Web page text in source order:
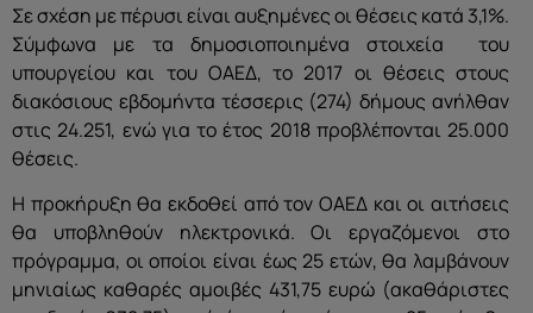
Σε σχέση με πέρυσι είναι αυξημένες οι θέσεις κατά 3,1%.
Σύμφωνα με τα δημοσιοποιημένα στοιχεία του
υπουργείου και του ΟΑΕΔ, το 2017 οι θέσεις στους
διακόσιους εβδομήντα τέσσερις (274) δήμους ανήλθαν
στις 24.251, ενώ για το έτος 2018 προβλέπονται 25.000
θέσεις.
Η προκήρυξη θα εκδοθεί από τον ΟΑΕΔ και οι αιτήσεις
θα υποβληθούν ηλεκτρονικά. Οι εργαζόμενοι στο
πρόγραμμα, οι οποίοι είναι έως 25 ετών, θα λαμβάνουν
μηνιαίως καθαρές αμοιβές 431,75 ευρώ (ακαθάριστες